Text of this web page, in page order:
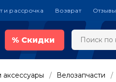
и рассрочка Возврат Отзывы
% Скидки
Велозапчасти